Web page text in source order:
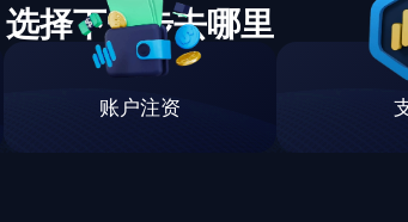
选择下一步去哪里
账户注资